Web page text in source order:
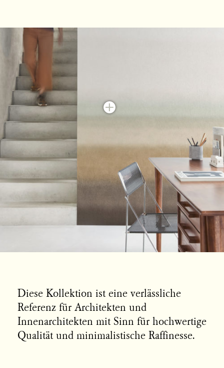
Diese Kollektion ist eine verlässliche
Referenz für Architekten und
Innenarchitekten mit Sinn für hochwertige
Qualität und minimalistische Raffinesse.